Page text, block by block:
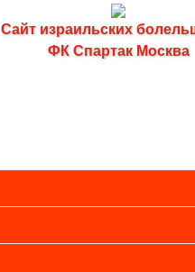
Сайт израильских
ФК Спартак Москва